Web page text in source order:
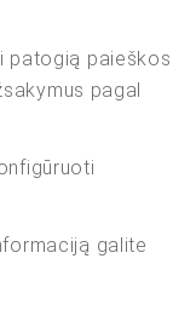
patogią paieškos
pagal
galite